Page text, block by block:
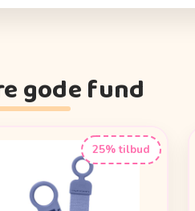
gode fund
25% tilbud